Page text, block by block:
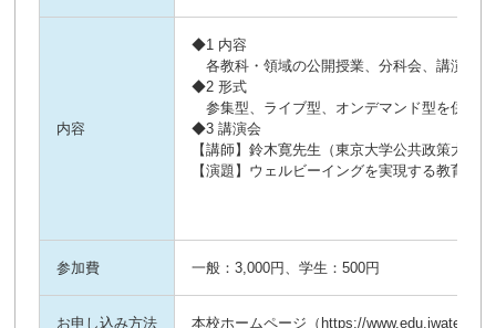
内容
◆1 内容
各教科・領域の公開授業、分科会、講演会
◆2 形式
参集型、ライブ型、オンデマンド型を併用
◆3 講演会
【講師】鈴木寛先生（東京大学公共政策大学
【演題】ウェルビーイングを実現する教育の
参加費 一般：3,000円、学生：500円
お申し込み方法 本校ホームページ（https://www.edu.iwate-